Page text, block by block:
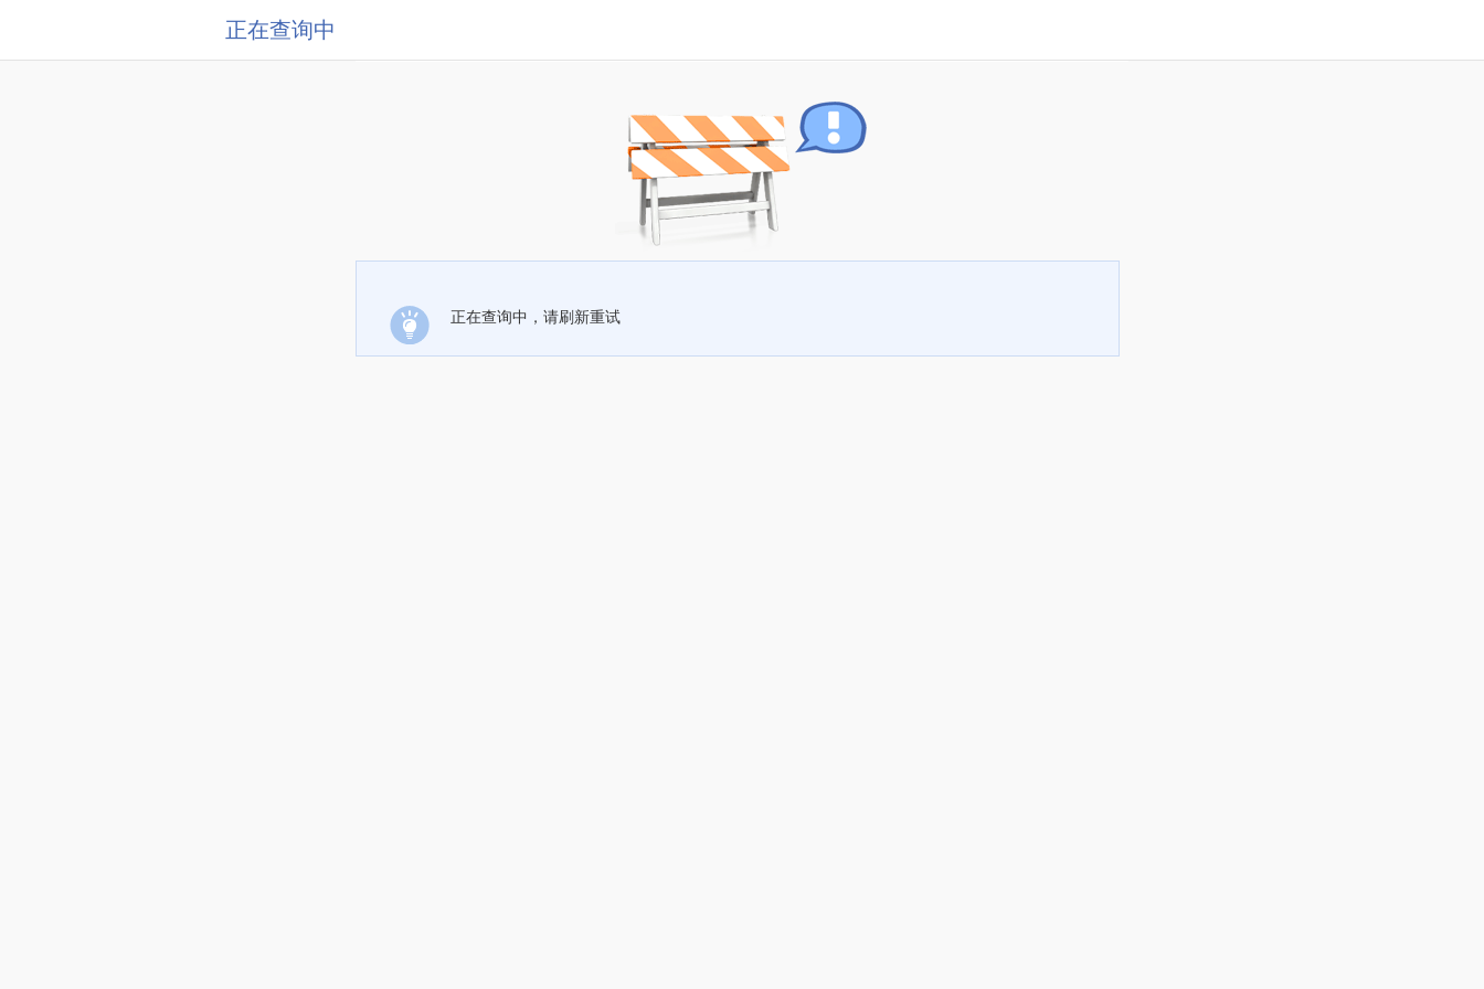
正在查询中
正在查询中，请刷新重试